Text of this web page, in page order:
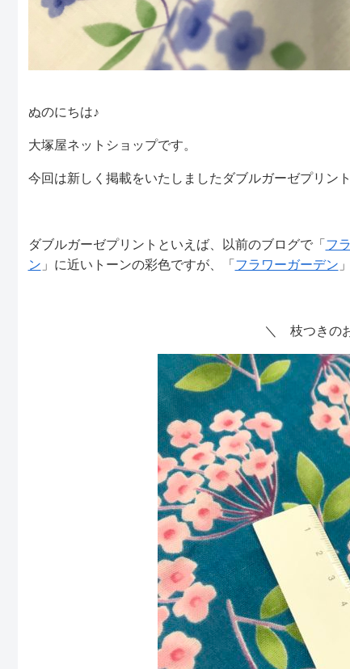
ぬのにちは♪
大塚屋ネットショップです。
今回は新しく掲載をいたしましたダブルガーゼプリン
ダブルガーゼプリントといえば、以前のブログで「 フ
ン 」に近いトーンの彩色ですが、「 フラワーガーデン
＼ 枝つきの